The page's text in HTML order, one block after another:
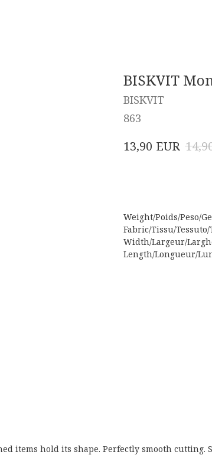
BISKVIT
BISKVIT
863
13,90 EUR
Weight/Poids/Peso/
Fabric/Tissu/
Width/Largeur/
Length/Longueur/
items hold its shape. Perfectly smooth